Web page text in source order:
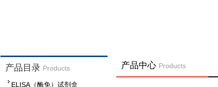
产品目录 Products
ELISA（酶免）试剂盒
产品中心 Products